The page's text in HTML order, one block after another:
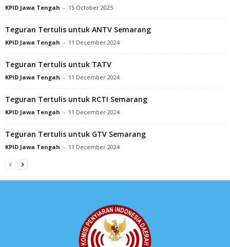
KPID Jawa Tengah - 15 October 2025
Teguran Tertulis untuk ANTV Semarang
KPID Jawa Tengah - 11 December 2024
Teguran Tertulis untuk TATV
KPID Jawa Tengah - 11 December 2024
Teguran Tertulis untuk RCTI Semarang
KPID Jawa Tengah - 11 December 2024
Teguran Tertulis untuk GTV Semarang
KPID Jawa Tengah - 11 December 2024